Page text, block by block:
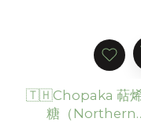
🇹🇭Chopaka 萜
糖（Northern